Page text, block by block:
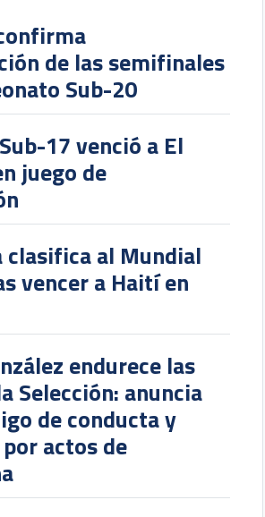
de las semifinales
Sub-20
17 venció a El
juego de
clasifica al Mundial
vencer a Haití en
endurece las
Selección: anuncia
de conducta y
actos de